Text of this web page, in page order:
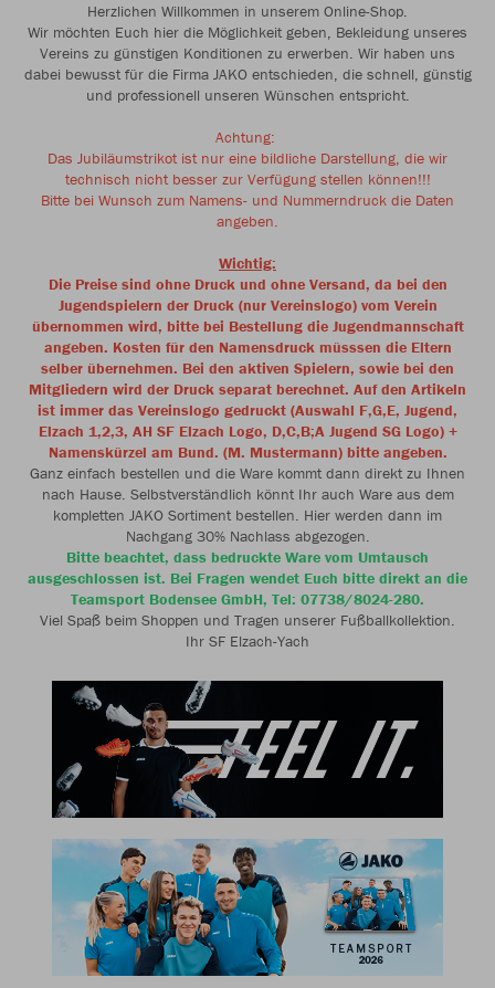
Herzlichen Willkommen in unserem Online-Shop.
Wir möchten Euch hier die Möglichkeit geben, Bekleidung unseres
Vereins zu günstigen Konditionen zu erwerben. Wir haben uns
dabei bewusst für die Firma JAKO entschieden, die schnell, günstig
und professionell unseren Wünschen entspricht.
Achtung:
Das Jubiläumstrikot ist nur eine bildliche Darstellung, die wir
technisch nicht besser zur Verfügung stellen können!!!
Bitte bei Wunsch zum Namens- und Nummerndruck die Daten
angeben.
Wichtig:
Die Preise sind ohne Druck und ohne Versand, da bei den
Jugendspielern der Druck (nur Vereinslogo) vom Verein
übernommen wird, bitte bei Bestellung die Jugendmannschaft
angeben. Kosten für den Namensdruck müsssen die Eltern
selber übernehmen. Bei den aktiven Spielern, sowie bei den
Mitgliedern wird der Druck separat berechnet. Auf den Artikeln
ist immer das Vereinslogo gedruckt (Auswahl F,G,E, Jugend,
Elzach 1,2,3, AH SF Elzach Logo, D,C,B;A Jugend SG Logo) +
Namenskürzel am Bund. (M. Mustermann) bitte angeben.
Ganz einfach bestellen und die Ware kommt dann direkt zu Ihnen
nach Hause. Selbstverständlich könnt Ihr auch Ware aus dem
kompletten JAKO Sortiment bestellen. Hier werden dann im
Nachgang 30% Nachlass abgezogen.
Bitte beachtet, dass bedruckte Ware vom Umtausch
ausgeschlossen ist. Bei Fragen wendet Euch bitte direkt an die
Teamsport Bodensee GmbH, Tel: 07738/8024-280.
Viel Spaß beim Shoppen und Tragen unserer Fußballkollektion.
Ihr SF Elzach-Yach